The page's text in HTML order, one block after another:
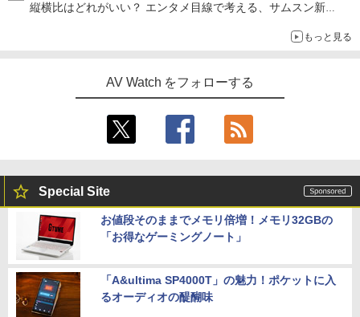
縦横比はどれがいい？ エンタメ目線で考える、サムスン新
もっと見る
AV Watch をフォローする
Special Site
お値段そのままでメモリ倍増！メモリ32GBの
「お得なゲーミングノート」
「A&ultima SP4000T」の魅力！ポケットに入
るオーディオの醍醐味